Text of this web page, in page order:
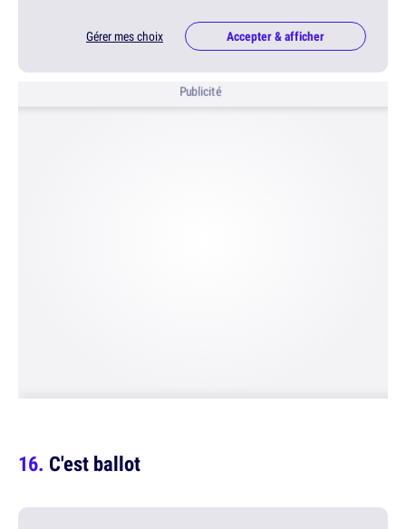
Gérer mes choix Accepter & afficher
Publicité
C'est ballot